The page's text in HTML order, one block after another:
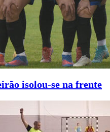
isolou-se na frente